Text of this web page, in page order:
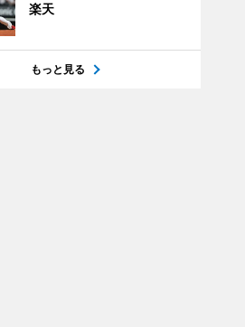
楽天
もっと見る